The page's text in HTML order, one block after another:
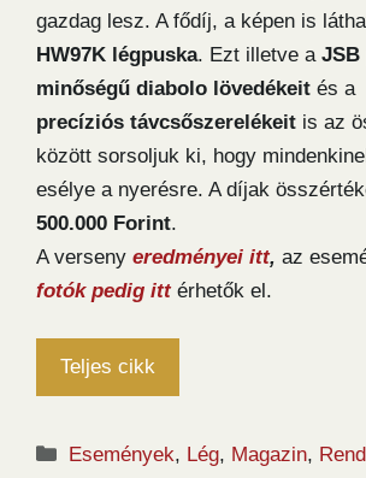
gazdag lesz. A fődíj, a képen is
HW97K légpuska. Ezt illetve a JSB
minőségű diabolo lövedékeit és a
precíziós távcsőszerelékeit is az
között sorsoljuk ki, hogy
esélye a nyerésre. A díjak
500.000 Forint.
A verseny eredményei itt, az
fotók pedig itt érhetők el.
Teljes cikk
Kategória
Események, Lég, Magazin,